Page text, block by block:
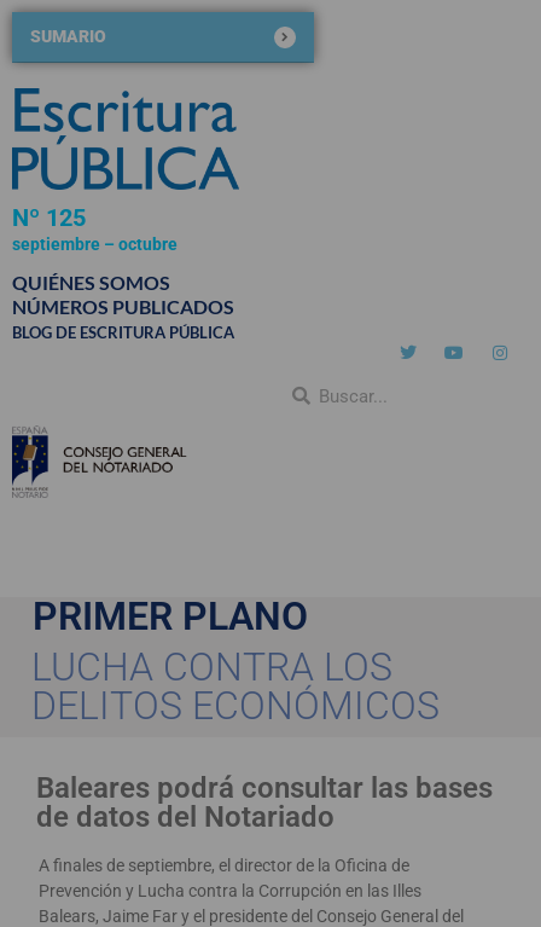
SUMARIO
Nº 125
septiembre – octubre
QUIÉNES SOMOS
NÚMEROS PUBLICADOS
BLOG DE ESCRITURA PÚBLICA
PRIMER PLANO
LUCHA CONTRA LOS
DELITOS ECONÓMICOS
Baleares podrá consultar las bases
de datos del Notariado
A finales de septiembre, el director de la Oficina de
Prevención y Lucha contra la Corrupción en las Illes
Balears, Jaime Far y el presidente del Consejo General del